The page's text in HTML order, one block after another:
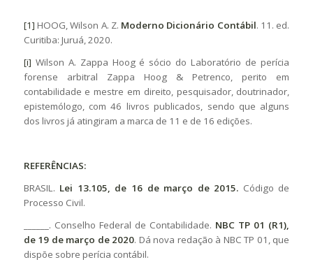
[1] HOOG, Wilson A. Z. Moderno Dicionário Contábil. 11. ed.
Curitiba: Juruá, 2020.
[i] Wilson A. Zappa Hoog é sócio do Laboratório de perícia
forense arbitral Zappa Hoog & Petrenco, perito em
contabilidade e mestre em direito, pesquisador, doutrinador,
epistemólogo, com 46 livros publicados, sendo que alguns
dos livros já atingiram a marca de 11 e de 16 edições.
REFERÊNCIAS:
BRASIL. Lei 13.105, de 16 de março de 2015. Código de
Processo Civil.
______. Conselho Federal de Contabilidade. NBC TP 01 (R1),
de 19 de março de 2020. Dá nova redação à NBC TP 01, que
dispõe sobre perícia contábil.